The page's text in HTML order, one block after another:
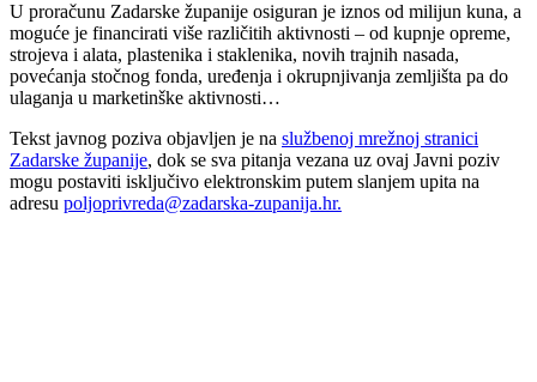
U proračunu Zadarske županije osiguran je iznos od milijun kuna, a
moguće je financirati više različitih aktivnosti – od kupnje opreme,
strojeva i alata, plastenika i staklenika, novih trajnih nasada,
povećanja stočnog fonda, uređenja i okrupnjivanja zemljišta pa do
ulaganja u marketinške aktivnosti…
Tekst javnog poziva objavljen je na službenoj mrežnoj stranici
Zadarske županije, dok se sva pitanja vezana uz ovaj Javni poziv
mogu postaviti isključivo elektronskim putem slanjem upita na
adresu poljoprivreda@zadarska-zupanija.hr.